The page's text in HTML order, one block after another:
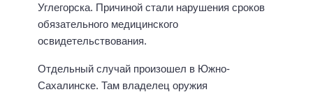
Углегорска. Причиной стали нарушения сроков
обязательного медицинского
освидетельствования.
Отдельный случай произошел в Южно-
Сахалинске. Там владелец оружия